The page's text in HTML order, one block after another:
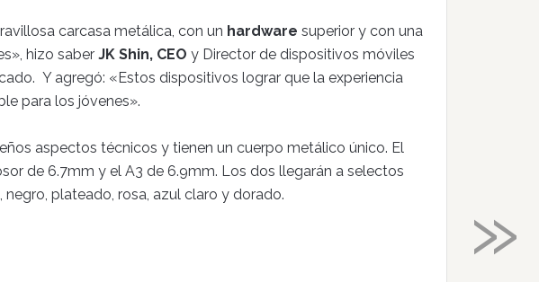
carcasa metálica, con un hardware superior y con una
hizo saber JK Shin, CEO y Director de dispositivos móviles
Y agregó: «Estos dispositivos lograr que la experiencia
para los jóvenes».
aspectos técnicos y tienen un cuerpo metálico único. El
de 6.7mm y el A3 de 6.9mm. Los dos llegarán a selectos
plateado, rosa, azul claro y dorado.
»